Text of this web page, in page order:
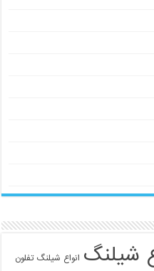
شیلنگ انواع شیلنگ تفلون